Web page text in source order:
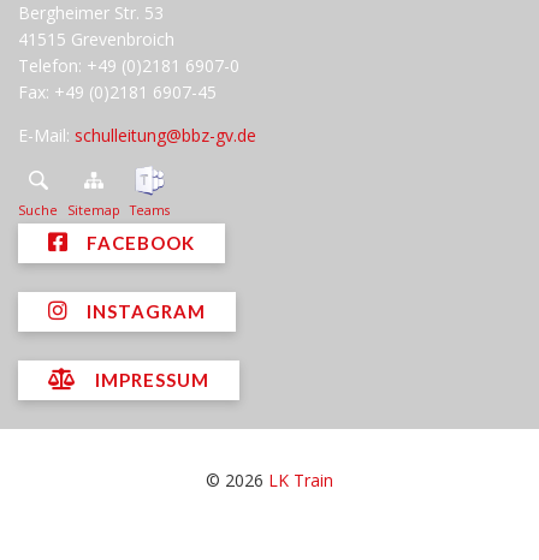
Bergheimer Str. 53
41515 Grevenbroich
Telefon: +49 (0)2181 6907-0
Fax: +49 (0)2181 6907-45
E-Mail: schulleitung@bbz-gv.de
Suche Sitemap Teams
FACEBOOK
INSTAGRAM
IMPRESSUM
© 2026 LK Train